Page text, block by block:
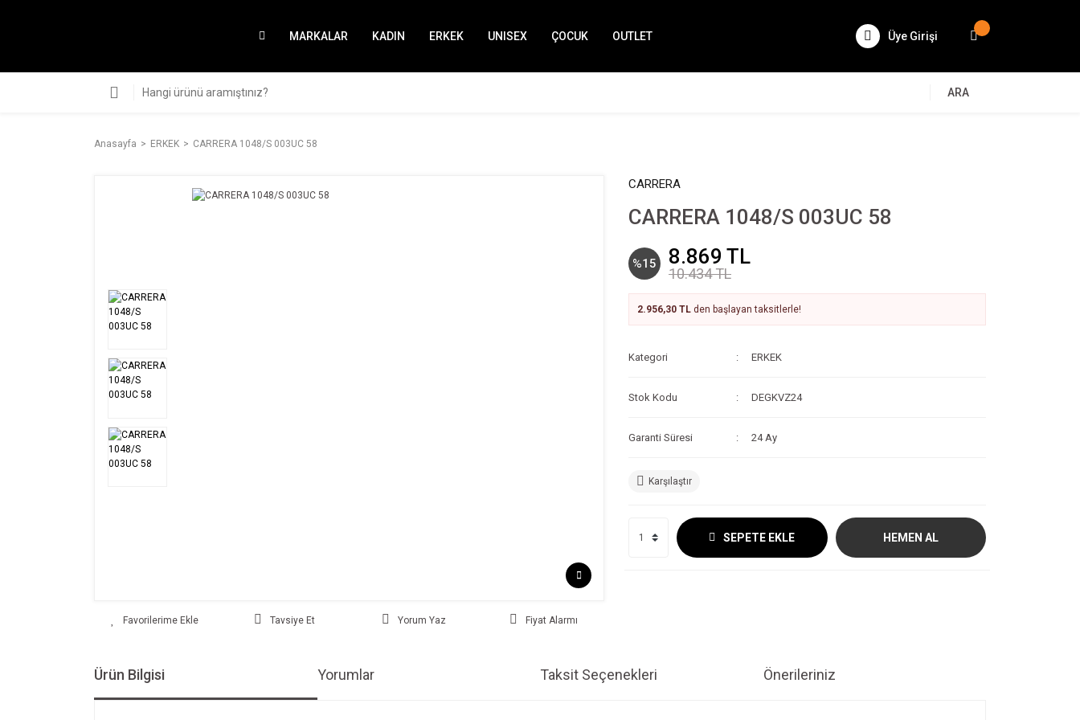
MARKALAR KADIN ERKEK UNISEX ÇOCUK OUTLET Üye Girişi
ARA
Anasayfa ERKEK CARRERA 1048/S 003UC 58
Tavsiye Et Yorum Yaz Fiyat Alarmı
CARRERA
CARRERA 1048/S 003UC 58
%15 8.869 TL
10.434 TL
2.956,30 TL den başlayan taksitlerle!
Kategori ERKEK
Stok Kodu DEGKVZ24
Garanti Süresi 24 Ay
Karşılaştır
SEPETE EKLE HEMEN AL
Ürün Bilgisi Yorumlar Taksit Seçenekleri Önerileriniz